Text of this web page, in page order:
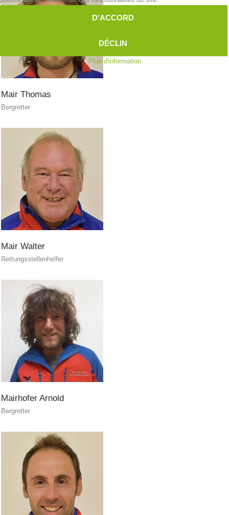
Secours sur les pistes
évention
Mair Thomas
Bergretter
Mair Walter
Rettungsstellenhelfer
Mairhofer Arnold
Bergretter
D'ACCORD
DÉCLIN
Plus d'information